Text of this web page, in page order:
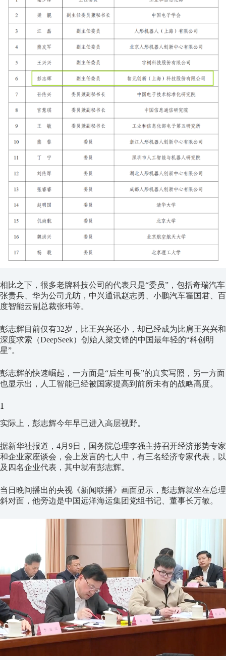
相比之下，很多老牌科技公司的代表只是“委员”，包括奇瑞汽车
张贵兵、华为公司尤昉，中兴通讯赵志勇、小鹏汽车霍国君、百
度智能云副总裁张玮等。
彭志辉目前仅有32岁，比王兴兴还小，却已经成为比肩王兴兴和
深度求索（DeepSeek）创始人梁文锋的中国最年轻的“科创明
星”。
彭志辉的快速崛起，一方面是“后生可畏”的真实写照，另一方面
也显示出，人工智能已经被国家提高到前所未有的战略高度。
1
实际上，彭志辉今年早已进入高层视野。
据新华社报道， 4月 9日，国务院总理李强主持召开经济形势专家
和企业家座谈会，会上发言的七人中，有三名经济专家代表，以
及四名企业代表，其中就有彭志辉。
当日晚间播出的央视《新闻联播》画面显示，彭志辉就坐在总理
斜对面，他旁边是中国远洋海运集团党组书记、董事长万敏。